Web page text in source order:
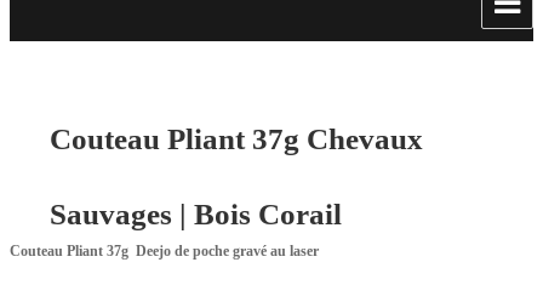
Couteau Pliant 37g Chevaux
Sauvages | Bois Corail
Couteau Pliant 37g Deejo de poche gravé au laser